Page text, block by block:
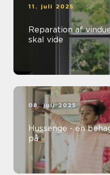
11. juli 2025
Reparation af
skal vide
08. juli 2025
Hussenge - en
på